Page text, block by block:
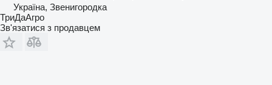
Україна, Звенигородка
ТриДаАгро
Зв'язатися з продавцем